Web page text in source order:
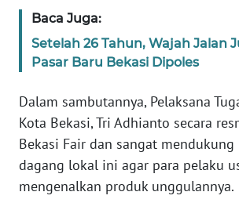
Baca Juga:
Setelah 26 Tahun, Wajah Jalan
Pasar Baru Bekasi Dipoles
Dalam sambutannya, Pelaksana
Kota Bekasi, Tri Adhianto secara
Bekasi Fair dan sangat
dagang lokal ini agar para pelaku
mengenalkan produk unggulannya.
SULBAR
BABEL
WN
SUMBAR